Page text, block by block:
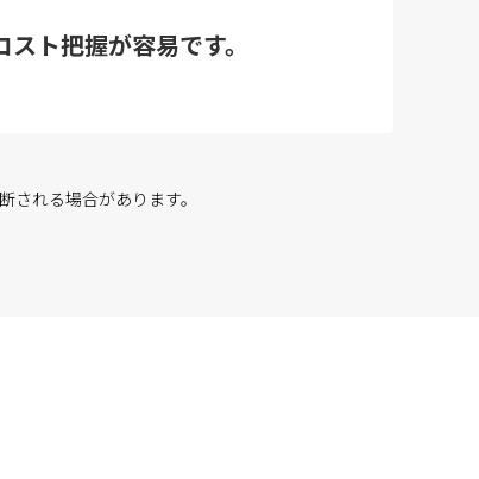
ト把握が容易です。
れる場合があります。